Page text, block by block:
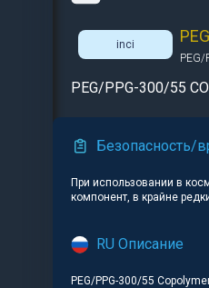
inci
PEG/
PEG/PPG-300/55
Безопасность/
При использовании в
компонент, в крайне
RU Описание
PEG/PPG-300/55